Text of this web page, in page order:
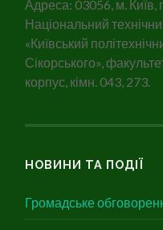
Адреса: 03056, м. Київ,
Національний
«Київський
Сікорського»,
корпус, кімн. 043, 273.
НОВИНИ ТА ПОДІЇ
Громадське